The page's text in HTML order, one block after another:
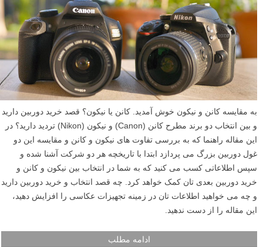
به مقایسه کانن و نیکون خوش آمدید. کانن یا نیکون؟ قصد خرید دوربین دارید
و بین انتخاب دو برند مطرح کانن (Canon) و نیکون (Nikon) تردید دارید؟ در
این مقاله راهنما که به بررسی تفاوت های نیکون و کانن و مقایسه این دو
غول دوربین بزرگ می پردازد ابتدا با تاریخچه هر دو شرکت آشنا شده و
سپس اطلاعاتی کسب می کنید که به شما در انتخاب بین نیکون و کانن و
خرید دوربین بعدی تان کمک خواهد کرد. چه قصد انتخاب و خرید دوربین دارید
و چه می خواهید اطلاعات تان در زمینه تجهیزات عکاسی را افزایش دهید،
این مقاله را از دست ندهید.
ادامه مطلب